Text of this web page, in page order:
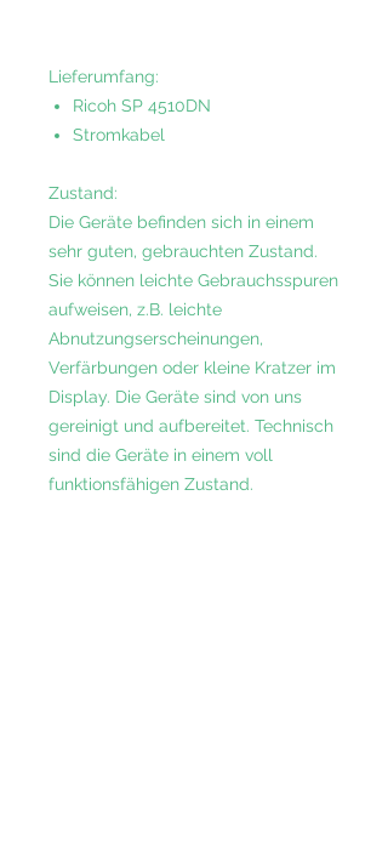
Lieferumfang:
Ricoh SP 4510DN
Stromkabel
Zustand:
Die Geräte befinden sich in einem
sehr guten, gebrauchten Zustand.
Sie können leichte Gebrauchsspuren
aufweisen, z.B. leichte
Abnutzungserscheinungen,
Verfärbungen oder kleine Kratzer im
Display. Die Geräte sind von uns
gereinigt und aufbereitet. Technisch
sind die Geräte in einem voll
funktionsfähigen Zustand.